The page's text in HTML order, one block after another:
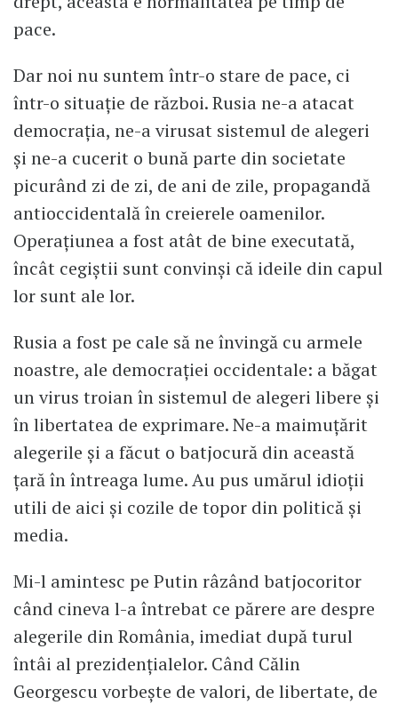
pace.
Dar noi nu suntem într-o stare de pace, ci
într-o situație de război. Rusia ne-a atacat
democrația, ne-a virusat sistemul de alegeri
și ne-a cucerit o bună parte din societate
picurând zi de zi, de ani de zile, propagandă
antioccidentală în creierele oamenilor.
Operațiunea a fost atât de bine executată,
încât cegiștii sunt convinși că ideile din capul
lor sunt ale lor.
Rusia a fost pe cale să ne învingă cu armele
noastre, ale democrației occidentale: a băgat
un virus troian în sistemul de alegeri libere și
în libertatea de exprimare. Ne-a maimuțărit
alegerile și a făcut o batjocură din această
țară în întreaga lume. Au pus umărul idioții
utili de aici și cozile de topor din politică și
media.
Mi-l amintesc pe Putin râzând batjocoritor
când cineva l-a întrebat ce părere are despre
alegerile din România, imediat după turul
întâi al prezidențialelor. Când Călin
Georgescu vorbește de valori, de libertate, de